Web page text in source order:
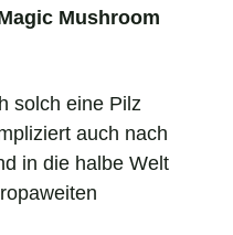
Mushroom
solch eine Pilz
auch nach
in die halbe Welt